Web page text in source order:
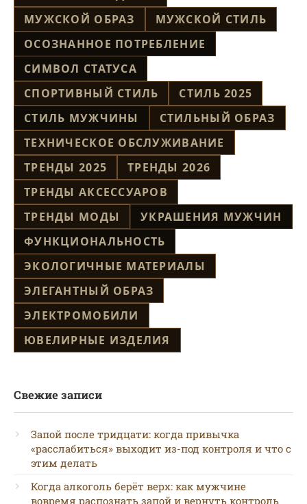
МУЖСКОЙ ОБРАЗ
МУЖСКОЙ СТИЛЬ
ОСОЗНАННОЕ ПОТРЕБЛЕНИЕ
СИМВОЛ СТАТУСА
СПОРТИВНЫЙ СТИЛЬ
СТИЛЬ 2025
СТИЛЬ МУЖЧИНЫ
СТИЛЬНЫЙ ОБРАЗ
ТЕХНИЧЕСКОЕ ОБСЛУЖИВАНИЕ
ТРЕНДЫ 2025
ТРЕНДЫ 2026
ТРЕНДЫ АКСЕССУАРОВ
ТРЕНДЫ МОДЫ
УКРАШЕНИЯ МУЖЧИН
ФУНКЦИОНАЛЬНОСТЬ
ЭКОЛОГИЧНЫЕ МАТЕРИАЛЫ
ЭЛЕГАНТНЫЙ ОБРАЗ
ЭЛЕКТРОМОБИЛИ
ЮВЕЛИРНЫЕ ИЗДЕЛИЯ
Свежие записи
Запой после тридцати: когда привычка
«расслабиться» выходит из-под контроля и что с
этим делать
Когда алкоголь берёт верх: как мужчине
вовремя распознать запой и вернуть контроль